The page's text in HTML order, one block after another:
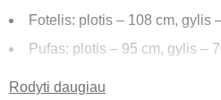
Fotelis: plotis – 108 cm, gylis
Pufas: plotis – 95 cm, gylis –
„Bonra“ – tai universalus minkštų
Rodyti daugiau